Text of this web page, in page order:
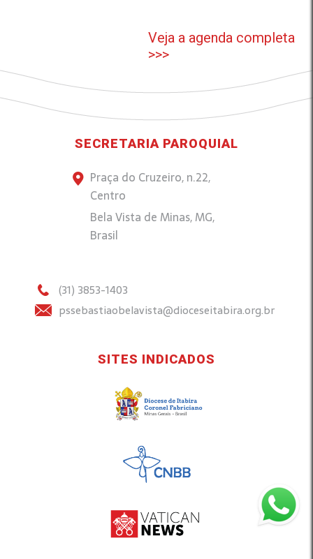
Veja a agenda completa
>>>
SECRETARIA PAROQUIAL
Praça do Cruzeiro, n.22,
Centro
Bela Vista de Minas, MG,
Brasil
(31) 3853-1403
pssebastiaobelavista@dioceseitabira.org.br
SITES INDICADOS